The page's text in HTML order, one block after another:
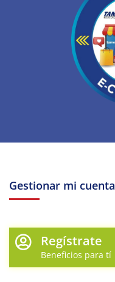
Gestionar mi cuenta
Regístrate
Beneficios para tí